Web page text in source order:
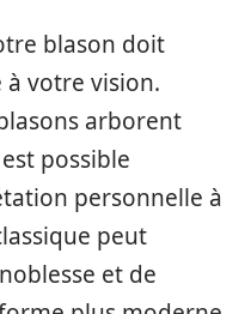
blason doit
votre vision.
arborent
possible
personnelle à
peut
et de